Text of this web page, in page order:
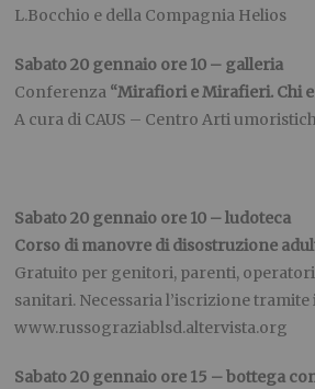
L.Bocchio e della Compagnia Helios
Sabato 20 gennaio ore 10 – galleria
Conferenza “Mirafiori e Mirafieri. Chi
A cura di CAUS – Centro Arti
Sabato 20 gennaio ore 10 – ludoteca
Corso di manovre di disostruzione
Gratuito per genitori, parenti,
sanitari. Necessaria l’iscrizione tramite
www.russograziablsd.altervista.org
Sabato 20 gennaio ore 15 –bottega